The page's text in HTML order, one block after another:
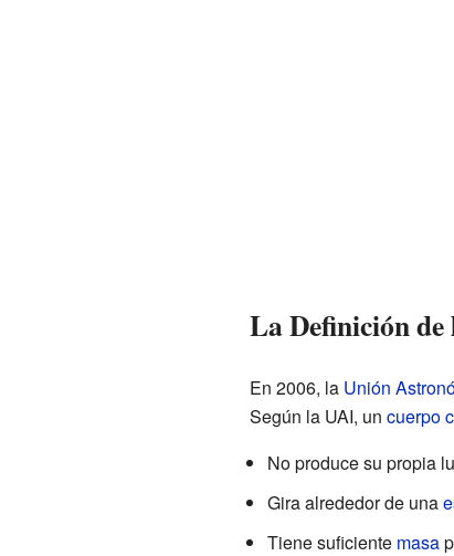
La Definición
En 2006, la Unión
Según la UAI, un cuerpo
No produce su propia
Gira alrededor de una
Tiene suficiente masa